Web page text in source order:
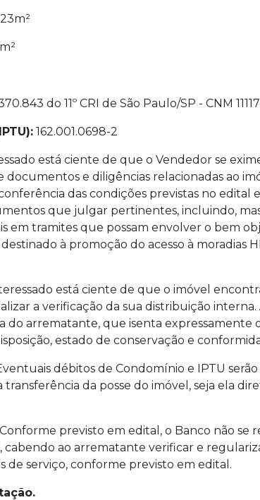
do 11º CRI de São Paulo/SP - CNM
162.001.0698-2
está ciente de que o Vendedor se
e diligências relacionadas ao
das condições previstas no edital
que julgar pertinentes, incluindo,
em tramites que possam envolver o bem
à promoção do acesso à moradias
está ciente de que o imóvel
a verificação da sua distribuição interna.
do arrematante, que isenta
estado de conservação e
débitos de Condomínio e IPTU
da posse do imóvel, seja ela
Conforme previsto em edital, o Banco não se
cabendo ao arrematante verificar e
de serviço, conforme previsto em edital.